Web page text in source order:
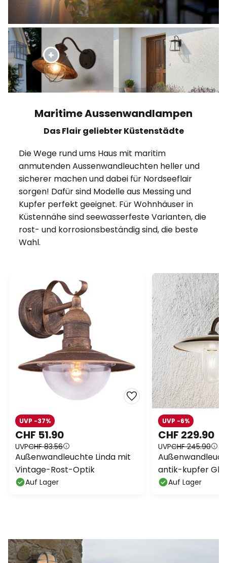
Maritime Aussenwandlampen
Das Flair geliebter Küstenstädte
Die Wege rund ums Haus mit maritim
anmutenden Aussenwandleuchten heller und
sicherer machen und dabei für Nordseeflair
sorgen! Dafür sind Modelle aus Messing und
Kupfer perfekt geeignet. Für Wohnhäuser in
Küstennähe sind seewasserfeste Varianten, die
rost- und korrosionsbeständig sind, die beste
Wahl.
CHF 51.90
UVPCHF 83.56
UVP -37%
Außenwandleuchte Linda mit
Vintage-Rost-Optik
Auf Lager
CHF 229.90
UVPCHF 245.90
UVP -6%
antik-kupfer
Auf Lager